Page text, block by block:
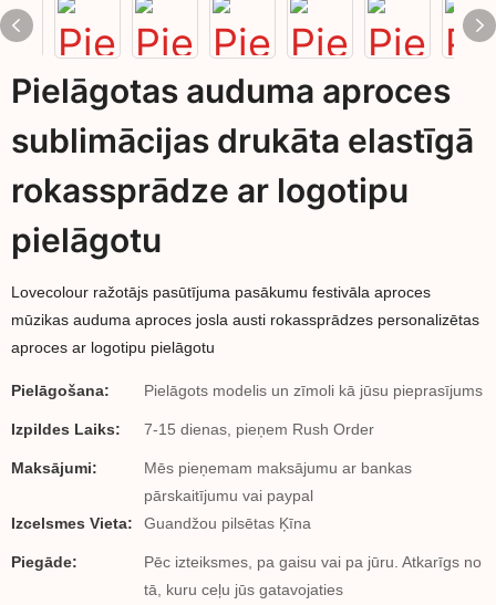
Pielāgotas auduma aproces
sublimācijas drukāta elastīgā
rokassprādze ar logotipu
pielāgotu
Lovecolour ražotājs pasūtījuma pasākumu festivāla aproces
mūzikas auduma aproces josla austi rokassprādzes personalizētas
aproces ar logotipu pielāgotu
Pielāgošana: Pielāgots modelis un zīmoli kā jūsu pieprasījums
Izpildes Laiks: 7-15 dienas, pieņem Rush Order
Maksājumi:
Mēs pieņemam maksājumu ar bankas
pārskaitījumu vai paypal
Izcelsmes Vieta:
Guandžou pilsētas Ķīna
Piegāde:
Pēc izteiksmes, pa gaisu vai pa jūru. Atkarīgs no
tā, kuru ceļu jūs gatavojaties